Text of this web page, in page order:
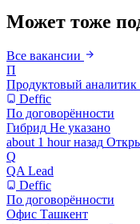
Может тоже
Все вакансии
П
Продуктовый
Deffic
По договорённости
Гибрид Не указано
about 1 hour назад
Q
QA Lead
Deffic
По договорённости
Офис Ташкент